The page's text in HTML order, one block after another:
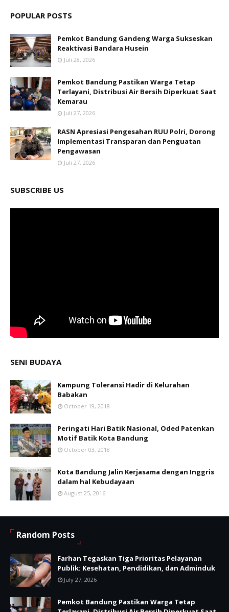
POPULAR POSTS
Pemkot Bandung Gandeng Warga Sukseskan
Reaktivasi Bandara Husein
Juli 28, 2026
Pemkot Bandung Pastikan Warga Tetap
Terlayani, Distribusi Air Bersih Diperkuat Saat
Kemarau
Juli 27, 2026
RASN Apresiasi Pengesahan RUU Polri, Dorong
Implementasi Transparan dan Penguatan
Pengawasan
Juli 27, 2026
SUBSCRIBE US
SENI BUDAYA
Kampung Toleransi Hadir di Kelurahan
Babakan
October 19, 2018
Peringati Hari Batik Nasional, Oded Patenkan
Motif Batik Kota Bandung
October 03, 2018
Kota Bandung Jalin Kerjasama dengan Inggris
dalam hal Kebudayaan
August 25, 2016
Random Posts
Farhan Tegaskan Tiga Prioritas Pelayanan
Publik: Kesehatan, Pendidikan, dan Adminduk
July 27, 2026
Pemkot Bandung Pastikan Warga Tetap